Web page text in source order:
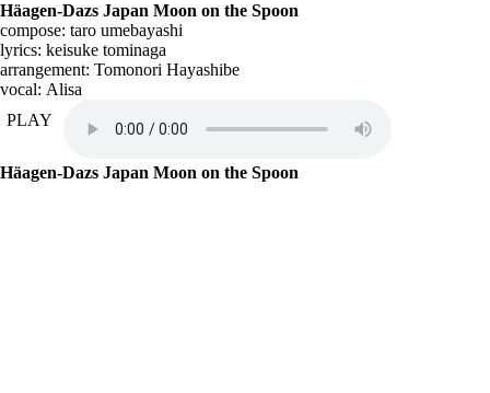
Häagen-Dazs Japan Moon on the Spoon
compose: taro umebayashi
lyrics: keisuke tominaga
arrangement: Tomonori Hayashibe
vocal: Alisa
PLAY
Häagen-Dazs Japan Moon on the Spoon